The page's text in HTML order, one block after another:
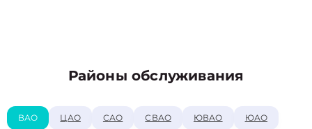
Районы обслуживания
ВАО ЦАО САО СВАО ЮВАО ЮАО